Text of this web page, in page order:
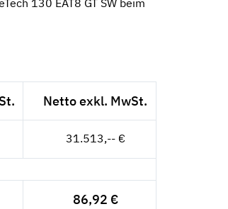
Netto exkl. MwSt.
31.513,-- €
86,92 €